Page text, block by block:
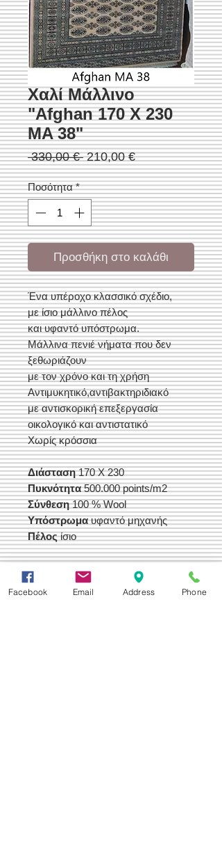
Χαλί Μάλλινο
"Afghan 170 Χ 230
MA 38"
330,00 € Κανονική
τιμή
210,00 €Τιμή
Έκπτωσης
Ποσότητα *
Προσθήκη στο καλάθι
Ένα υπέροχο κλασσικό σχέδιο,
με ίσιο μάλλινο πέλος
και υφαντό υπόστρωμα.
Μάλλινα πενιέ νήματα που δεν
ξεθωριάζουν
με τον χρόνο και τη χρήση
Αντιμυκητικό,αντιβακτηριδιακό
με αντισκορική επεξεργασία
οικολογικό και αντιστατικό
Χωρίς κρόσσια
Διάσταση170 Χ 230
Πυκνότητα500.000 points/m2
Σύνθεση100 % Wool
Υπόστρωμαυφαντό μηχανής
Πέλοςίσιο
Τιμή Έκπτωσης 210,00 €
Facebook Email Address Phone